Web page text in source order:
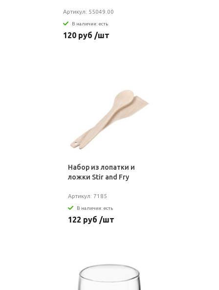
Артикул: 55049.00
В наличии: есть
120 руб /шт
Набор из лопатки и
ложки Stir and Fry
Артикул: 7185
В наличии: есть
122 руб /шт